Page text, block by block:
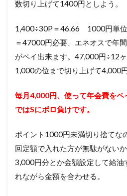
数切り上げて1400円としよう。
1,400÷30P＝46.66 1000円単
＝47000円必要、エネオスで年
がペイ出来ます。47,000円÷12
1,000の位まで切り上げて4,000
毎月4,000円、使って年会費を
ではSにボロ負けです。
ポイント1000円未満切り捨てな
回定額で入れた方が無駄がないか
3,000円分とか金額設定して給油
れながら金額を合わせる。